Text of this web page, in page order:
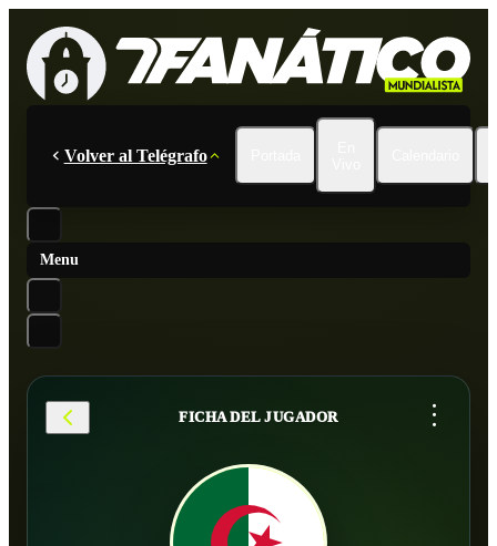
Volver al Telégrafo
Menu
FICHA DEL JUGADOR ...